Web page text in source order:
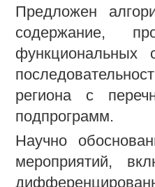
Предложен
содержание,
функциональных
региона с
подпрограмм.
Научно
мероприятий,